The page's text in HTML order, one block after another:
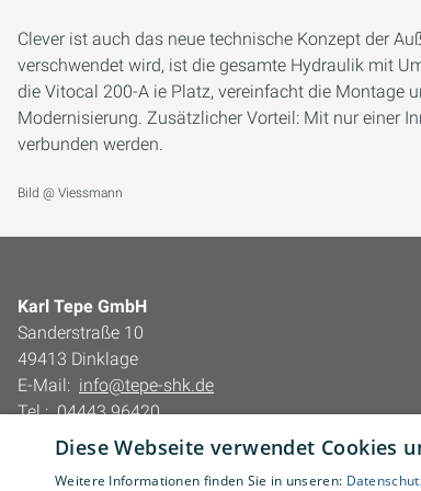
Clever ist auch das neue technische Konzept der
verschwendet wird, ist die gesamte Hydraulik mit
die Vitocal 200-A ie Platz, vereinfacht die Montage
Modernisierung. Zusätzlicher Vorteil: Mit nur einer
verbunden werden.
Bild @ Viessmann
Karl Tepe GmbH
Sanderstraße 10
49413 Dinklage
E-Mail: info@tepe-shk.de
Tel.: 04443 96420
Impressum
Barrierefreiheitserklärung
Diese Webseite verwendet Cookies
Weitere Informationen finden Sie in unseren: